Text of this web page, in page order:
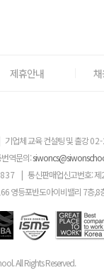
제휴안내
기업체 교육 컨설팅 및 출강
역문의:
| 통신판매업신고번호: 제
영등포반도아이비밸리 7층,8
All Rights Reserved.